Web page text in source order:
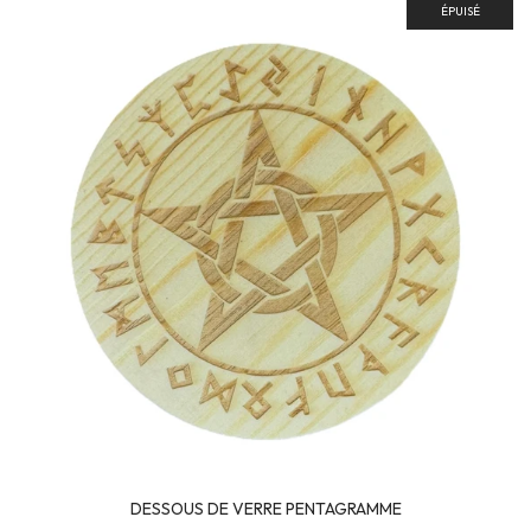
ÉPUISÉ
DESSOUS DE VERRE PENTAGRAMME